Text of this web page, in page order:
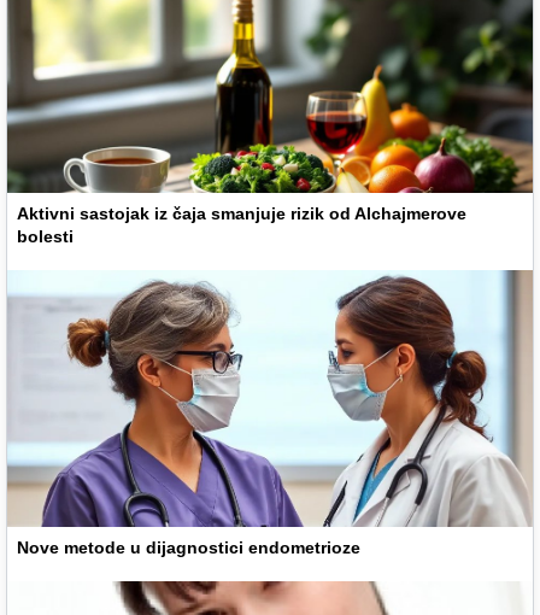
Aktivni sastojak iz čaja smanjuje rizik od Alchajmerove
bolesti
Nove metode u dijagnostici endometrioze